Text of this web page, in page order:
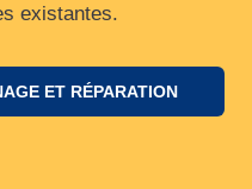
existantes.
ET RÉPARATION